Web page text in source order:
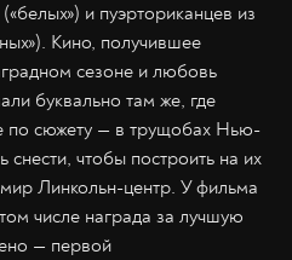
и пуэрториканцев из
Кино, получившее
сезоне и любовь
буквально там же, где
по сюжету — в трущобах Нью-
чтобы построить на их
Линкольн-центр. У фильма
числе награда за лучшую
— первой